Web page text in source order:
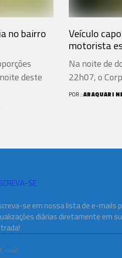
no bairro
deste
Veículo
motorista
Na noite de
22h07, o
POR.:ARAQUARI
SE
se em nossa lista de e-mails
diárias diretamente em